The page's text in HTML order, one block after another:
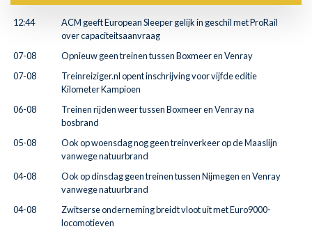
12:44
ACM geeft European Sleeper gelijk in geschil met ProRail
over capaciteitsaanvraag
07-08
Opnieuw geen treinen tussen Boxmeer en Venray
07-08
Treinreiziger.nl opent inschrijving voor vijfde editie
Kilometer Kampioen
06-08
Treinen rijden weer tussen Boxmeer en Venray na
bosbrand
05-08
Ook op woensdag nog geen treinverkeer op de Maaslijn
vanwege natuurbrand
04-08
Ook op dinsdag geen treinen tussen Nijmegen en Venray
vanwege natuurbrand
04-08
Zwitserse onderneming breidt vloot uit met Euro9000-
locomotieven